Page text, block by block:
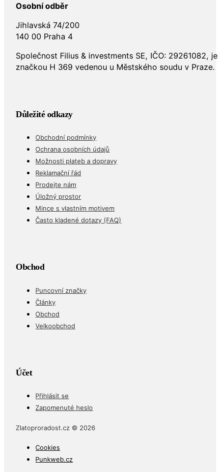
Osobní odběr
Jihlavská 74/200
140 00 Praha 4
Společnost Filius & investments SE, IČO: 29261082,
značkou H 369 vedenou u Městského soudu v Praze.
Důležité odkazy
Obchodní podmínky
Ochrana osobních údajů
Možnosti plateb a dopravy
Reklamační řád
Prodejte nám
Úložný prostor
Mince s vlastním motivem
Často kladené dotazy (FAQ)
Obchod
Puncovní značky
Články
Obchod
Velkoobchod
Účet
Přihlásit se
Zapomenuté heslo
Zlatoproradost.cz © 2026
Cookies
Punkweb.cz